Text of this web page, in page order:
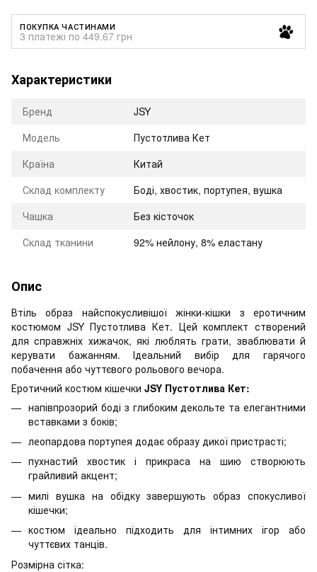
ПОКУПКА ЧАСТИНАМИ
3 платежі по 449.67 грн
Характеристики
Бренд
JSY
Модель
Пустотлива Кет
Країна
Китай
Склад комплекту
Боді, хвостик, портупея, вушка
Чашка
Без кісточок
Склад тканини
92% нейлону, 8% еластану
Опис
Втіль образ найспокусливішої жінки-кішки з еротичним
костюмом JSY Пустотлива Кет. Цей комплект створений
для справжніх хижачок, які люблять грати, зваблювати й
керувати бажанням. Ідеальний вибір для гарячого
побачення або чуттєвого рольового вечора.
Еротичний костюм кішечки JSY Пустотлива Кет:
напівпрозорий боді з глибоким декольте та елегантними
вставками з боків;
леопардова портупея додає образу дикої пристрасті;
пухнастий хвостик і прикраса на шию створюють
грайливий акцент;
милі вушка на обідку завершують образ спокусливої
кішечки;
костюм ідеально підходить для інтимних ігор або
чуттєвих танців.
Розмірна сітка: